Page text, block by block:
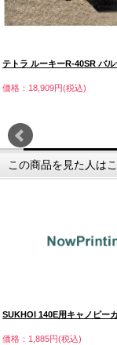
テトラ ルーキーR-40SR バ
価格：18,909円(税込)
この商品を見た人は
SUKHOI 140E用キャノピー
価格：1,885円(税込)